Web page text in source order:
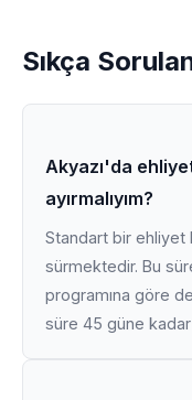
Sıkça
Akyazı'da
ayırmalıyım?
Standart bir ehliyet
sürmektedir. Bu
programına göre
süre 45 güne